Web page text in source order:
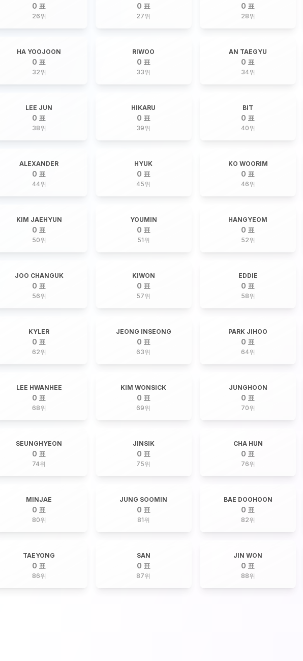
0 표
26위
0 표
27위
0 표
28위
HA YOOJOON
0 표
32위
RIWOO
0 표
33위
AN TAEGYU
0 표
34위
LEE JUN
0 표
38위
HIKARU
0 표
39위
BIT
0 표
40위
ALEXANDER
0 표
44위
HYUK
0 표
45위
KO WOORIM
0 표
46위
KIM JAEHYUN
0 표
50위
YOUMIN
0 표
51위
HANGYEOM
0 표
52위
JOO CHANGUK
0 표
56위
KIWON
0 표
57위
EDDIE
0 표
58위
KYLER
0 표
62위
JEONG INSEONG
0 표
63위
PARK JIHOO
0 표
64위
LEE HWANHEE
0 표
68위
KIM WONSICK
0 표
69위
JUNGHOON
0 표
70위
SEUNGHYEON
0 표
74위
JINSIK
0 표
75위
CHA HUN
0 표
76위
MINJAE
0 표
80위
JUNG SOOMIN
0 표
81위
BAE DOOHOON
0 표
82위
TAEYONG
0 표
86위
SAN
0 표
87위
JIN WON
0 표
88위